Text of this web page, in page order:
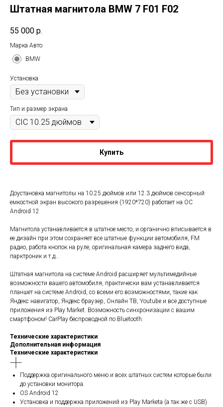
Штатная магнитола BMW 7 F01 F02
55 000 р.
Марка Авто
BMW
Установка
Тип и размер экрана
Купить
Доустановка магнитолы на 10.25 дюймов или 12.3 дюймов сенсорный
емкостной экран высокого разрешения (1920*720) работает на ОС
Android 12
Магнитола устанавливается в штатное место, и органично вписывается в
ее дизайн при этом сохраняет все штатные функции автомобиля, FM
радио, работа кнопок на руле, оригинальная камера заднего вида,
парктроник и т.д…
Штатная магнитола на системе Android расширяет мультимедийные
возможности вашего автомобиля, практически вам устанавливается
планшет на системе Android, со всеми его возможностями, такие как
Яндекс навигатор, Яндекс браузер, Онлайн ТВ, Youtube и все доступные
приложения из Play Market. Возможность синхронизации с вашим
смартфоном! CarPlay беспроводной по Bluetooth.
Технические характеристики
Дополнительная информация
Технические характеристики
Поддержка оригинального меню и всех штатных систем которые были
до установки монитора.
OS Android 12
Установка и поддержка приложений из Play Marketa (а так же с USB)